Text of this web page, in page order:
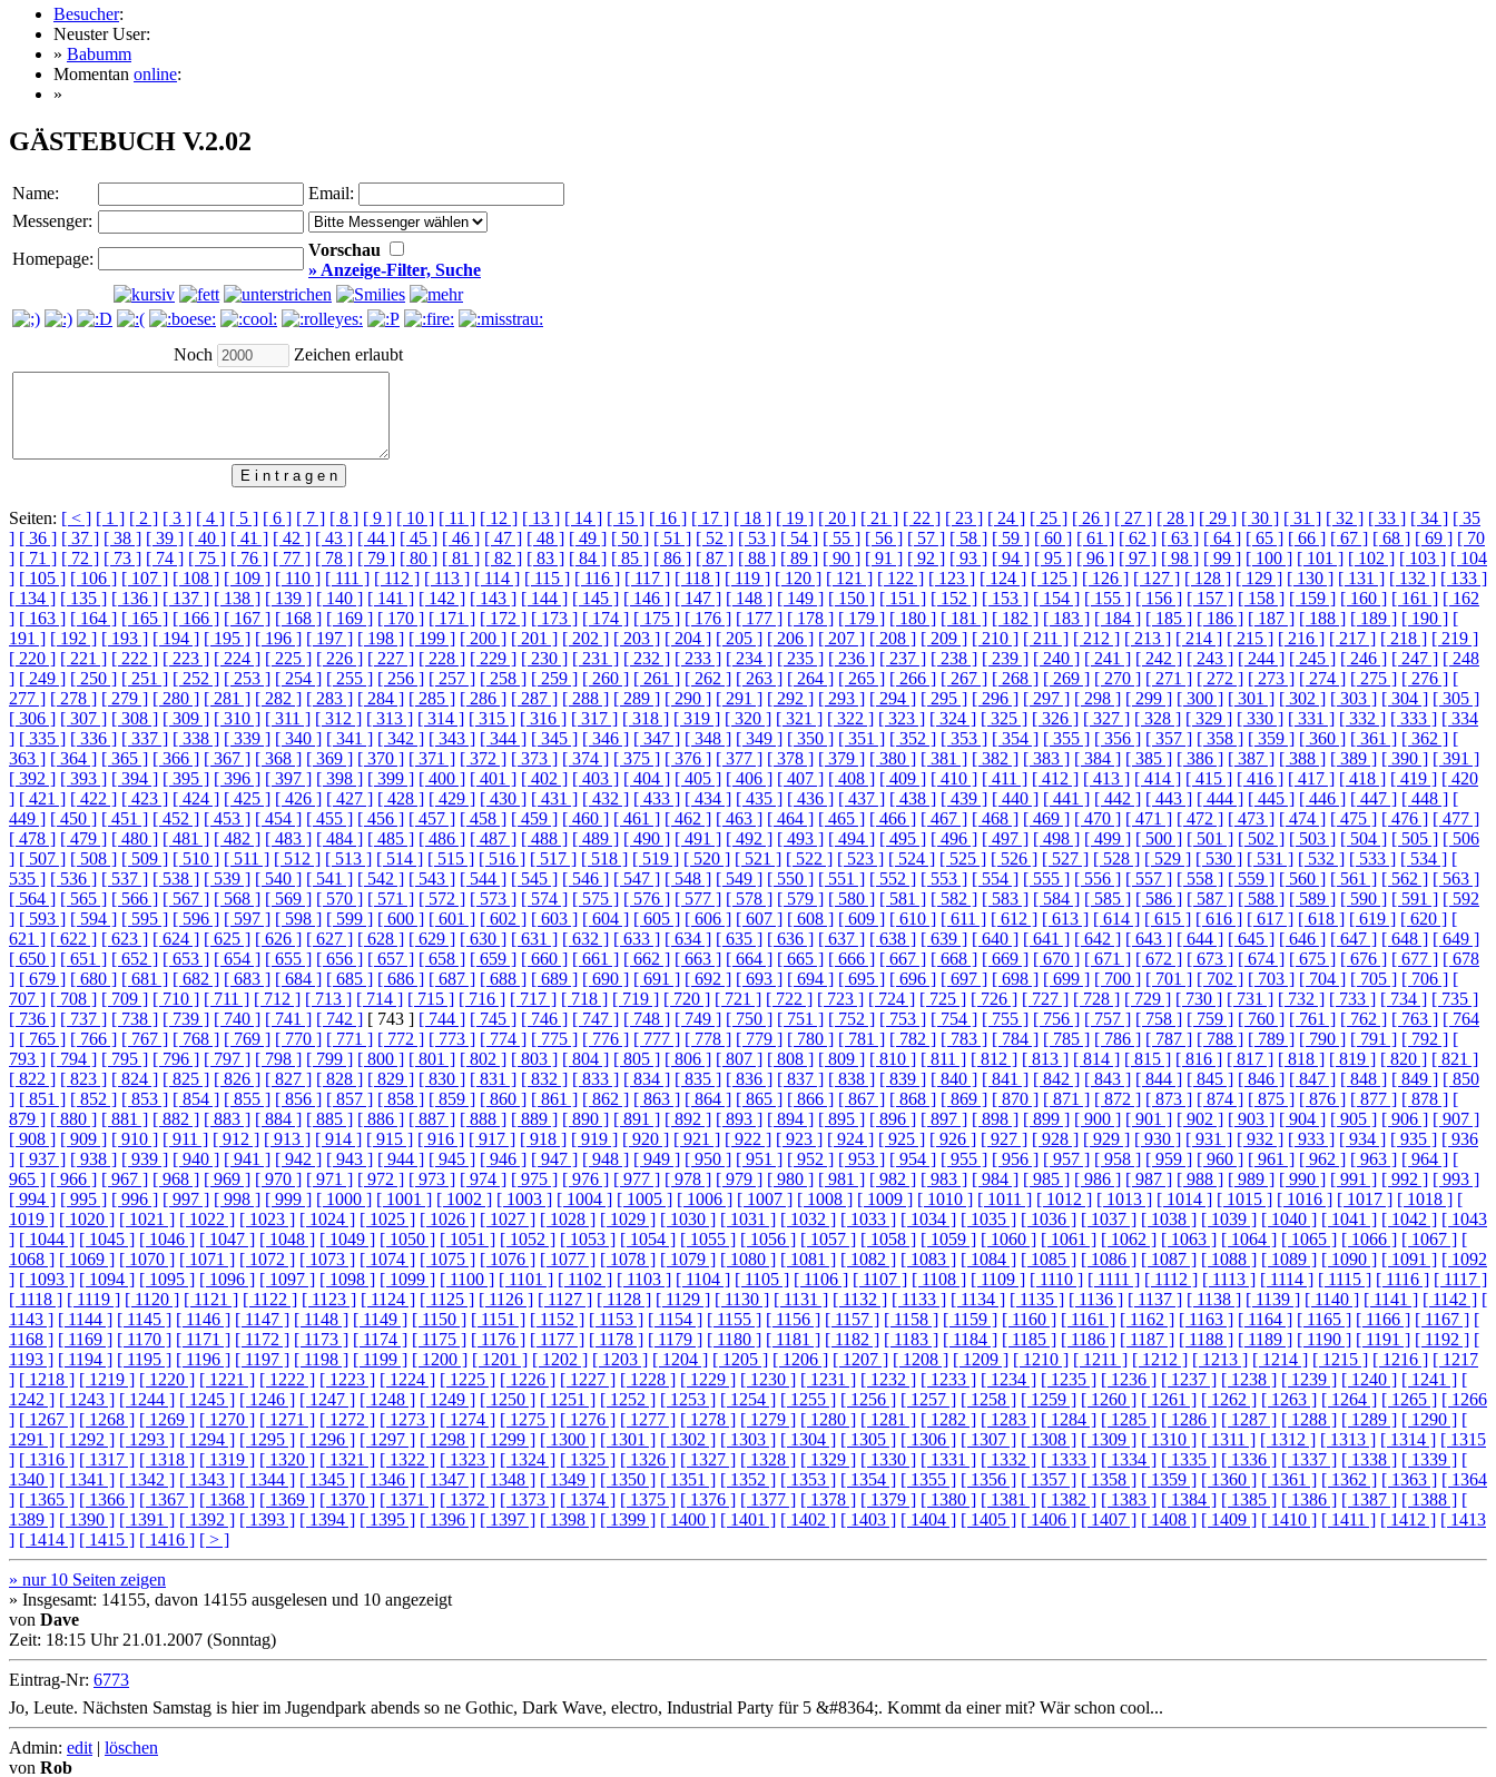
Besucher:
Neuster User:
» Babumm
Momentan online:
»
GÄSTEBUCH V.2.02
Name:
Email:
Messenger:
Homepage:
Vorschau
» Anzeige-Filter, Suche
Noch Zeichen erlaubt
Seiten: [ < ] [ 1 ] [ 2 ] [ 3 ] [ 4 ] [ 5 ] [ 6 ] [ 7 ] [ 8 ] [ 9 ] [ 10 ] [ 11 ] [ 12 ] [ 13 ] [ 14 ] [ 15 ] [ 16 ] [ 17 ] [ 18 ] [ 19 ] [ 20 ] [ 21 ] [ 22 ] [ 23 ] [ 24 ] [ 25 ] [ 26 ] [ 27 ] [ 28 ] [ 29 ] [ 30 ] [ 31 ] [ 32 ] [ 33 ] [ 34 ] [ 35
] [ 36 ] [ 37 ] [ 38 ] [ 39 ] [ 40 ] [ 41 ] [ 42 ] [ 43 ] [ 44 ] [ 45 ] [ 46 ] [ 47 ] [ 48 ] [ 49 ] [ 50 ] [ 51 ] [ 52 ] [ 53 ] [ 54 ] [ 55 ] [ 56 ] [ 57 ] [ 58 ] [ 59 ] [ 60 ] [ 61 ] [ 62 ] [ 63 ] [ 64 ] [ 65 ] [ 66 ] [ 67 ] [ 68 ] [ 69 ] [ 70
] [ 71 ] [ 72 ] [ 73 ] [ 74 ] [ 75 ] [ 76 ] [ 77 ] [ 78 ] [ 79 ] [ 80 ] [ 81 ] [ 82 ] [ 83 ] [ 84 ] [ 85 ] [ 86 ] [ 87 ] [ 88 ] [ 89 ] [ 90 ] [ 91 ] [ 92 ] [ 93 ] [ 94 ] [ 95 ] [ 96 ] [ 97 ] [ 98 ] [ 99 ] [ 100 ] [ 101 ] [ 102 ] [ 103 ] [ 104
] [ 105 ] [ 106 ] [ 107 ] [ 108 ] [ 109 ] [ 110 ] [ 111 ] [ 112 ] [ 113 ] [ 114 ] [ 115 ] [ 116 ] [ 117 ] [ 118 ] [ 119 ] [ 120 ] [ 121 ] [ 122 ] [ 123 ] [ 124 ] [ 125 ] [ 126 ] [ 127 ] [ 128 ] [ 129 ] [ 130 ] [ 131 ] [ 132 ] [ 133 ]
[ 134 ] [ 135 ] [ 136 ] [ 137 ] [ 138 ] [ 139 ] [ 140 ] [ 141 ] [ 142 ] [ 143 ] [ 144 ] [ 145 ] [ 146 ] [ 147 ] [ 148 ] [ 149 ] [ 150 ] [ 151 ] [ 152 ] [ 153 ] [ 154 ] [ 155 ] [ 156 ] [ 157 ] [ 158 ] [ 159 ] [ 160 ] [ 161 ] [ 162
] [ 163 ] [ 164 ] [ 165 ] [ 166 ] [ 167 ] [ 168 ] [ 169 ] [ 170 ] [ 171 ] [ 172 ] [ 173 ] [ 174 ] [ 175 ] [ 176 ] [ 177 ] [ 178 ] [ 179 ] [ 180 ] [ 181 ] [ 182 ] [ 183 ] [ 184 ] [ 185 ] [ 186 ] [ 187 ] [ 188 ] [ 189 ] [ 190 ] [
191 ] [ 192 ] [ 193 ] [ 194 ] [ 195 ] [ 196 ] [ 197 ] [ 198 ] [ 199 ] [ 200 ] [ 201 ] [ 202 ] [ 203 ] [ 204 ] [ 205 ] [ 206 ] [ 207 ] [ 208 ] [ 209 ] [ 210 ] [ 211 ] [ 212 ] [ 213 ] [ 214 ] [ 215 ] [ 216 ] [ 217 ] [ 218 ] [ 219 ]
[ 220 ] [ 221 ] [ 222 ] [ 223 ] [ 224 ] [ 225 ] [ 226 ] [ 227 ] [ 228 ] [ 229 ] [ 230 ] [ 231 ] [ 232 ] [ 233 ] [ 234 ] [ 235 ] [ 236 ] [ 237 ] [ 238 ] [ 239 ] [ 240 ] [ 241 ] [ 242 ] [ 243 ] [ 244 ] [ 245 ] [ 246 ] [ 247 ] [ 248
] [ 249 ] [ 250 ] [ 251 ] [ 252 ] [ 253 ] [ 254 ] [ 255 ] [ 256 ] [ 257 ] [ 258 ] [ 259 ] [ 260 ] [ 261 ] [ 262 ] [ 263 ] [ 264 ] [ 265 ] [ 266 ] [ 267 ] [ 268 ] [ 269 ] [ 270 ] [ 271 ] [ 272 ] [ 273 ] [ 274 ] [ 275 ] [ 276 ] [
277 ] [ 278 ] [ 279 ] [ 280 ] [ 281 ] [ 282 ] [ 283 ] [ 284 ] [ 285 ] [ 286 ] [ 287 ] [ 288 ] [ 289 ] [ 290 ] [ 291 ] [ 292 ] [ 293 ] [ 294 ] [ 295 ] [ 296 ] [ 297 ] [ 298 ] [ 299 ] [ 300 ] [ 301 ] [ 302 ] [ 303 ] [ 304 ] [ 305 ]
[ 306 ] [ 307 ] [ 308 ] [ 309 ] [ 310 ] [ 311 ] [ 312 ] [ 313 ] [ 314 ] [ 315 ] [ 316 ] [ 317 ] [ 318 ] [ 319 ] [ 320 ] [ 321 ] [ 322 ] [ 323 ] [ 324 ] [ 325 ] [ 326 ] [ 327 ] [ 328 ] [ 329 ] [ 330 ] [ 331 ] [ 332 ] [ 333 ] [ 334
] [ 335 ] [ 336 ] [ 337 ] [ 338 ] [ 339 ] [ 340 ] [ 341 ] [ 342 ] [ 343 ] [ 344 ] [ 345 ] [ 346 ] [ 347 ] [ 348 ] [ 349 ] [ 350 ] [ 351 ] [ 352 ] [ 353 ] [ 354 ] [ 355 ] [ 356 ] [ 357 ] [ 358 ] [ 359 ] [ 360 ] [ 361 ] [ 362 ] [
363 ] [ 364 ] [ 365 ] [ 366 ] [ 367 ] [ 368 ] [ 369 ] [ 370 ] [ 371 ] [ 372 ] [ 373 ] [ 374 ] [ 375 ] [ 376 ] [ 377 ] [ 378 ] [ 379 ] [ 380 ] [ 381 ] [ 382 ] [ 383 ] [ 384 ] [ 385 ] [ 386 ] [ 387 ] [ 388 ] [ 389 ] [ 390 ] [ 391 ]
[ 392 ] [ 393 ] [ 394 ] [ 395 ] [ 396 ] [ 397 ] [ 398 ] [ 399 ] [ 400 ] [ 401 ] [ 402 ] [ 403 ] [ 404 ] [ 405 ] [ 406 ] [ 407 ] [ 408 ] [ 409 ] [ 410 ] [ 411 ] [ 412 ] [ 413 ] [ 414 ] [ 415 ] [ 416 ] [ 417 ] [ 418 ] [ 419 ] [ 420
] [ 421 ] [ 422 ] [ 423 ] [ 424 ] [ 425 ] [ 426 ] [ 427 ] [ 428 ] [ 429 ] [ 430 ] [ 431 ] [ 432 ] [ 433 ] [ 434 ] [ 435 ] [ 436 ] [ 437 ] [ 438 ] [ 439 ] [ 440 ] [ 441 ] [ 442 ] [ 443 ] [ 444 ] [ 445 ] [ 446 ] [ 447 ] [ 448 ] [
449 ] [ 450 ] [ 451 ] [ 452 ] [ 453 ] [ 454 ] [ 455 ] [ 456 ] [ 457 ] [ 458 ] [ 459 ] [ 460 ] [ 461 ] [ 462 ] [ 463 ] [ 464 ] [ 465 ] [ 466 ] [ 467 ] [ 468 ] [ 469 ] [ 470 ] [ 471 ] [ 472 ] [ 473 ] [ 474 ] [ 475 ] [ 476 ] [ 477 ]
[ 478 ] [ 479 ] [ 480 ] [ 481 ] [ 482 ] [ 483 ] [ 484 ] [ 485 ] [ 486 ] [ 487 ] [ 488 ] [ 489 ] [ 490 ] [ 491 ] [ 492 ] [ 493 ] [ 494 ] [ 495 ] [ 496 ] [ 497 ] [ 498 ] [ 499 ] [ 500 ] [ 501 ] [ 502 ] [ 503 ] [ 504 ] [ 505 ] [ 506
] [ 507 ] [ 508 ] [ 509 ] [ 510 ] [ 511 ] [ 512 ] [ 513 ] [ 514 ] [ 515 ] [ 516 ] [ 517 ] [ 518 ] [ 519 ] [ 520 ] [ 521 ] [ 522 ] [ 523 ] [ 524 ] [ 525 ] [ 526 ] [ 527 ] [ 528 ] [ 529 ] [ 530 ] [ 531 ] [ 532 ] [ 533 ] [ 534 ] [
535 ] [ 536 ] [ 537 ] [ 538 ] [ 539 ] [ 540 ] [ 541 ] [ 542 ] [ 543 ] [ 544 ] [ 545 ] [ 546 ] [ 547 ] [ 548 ] [ 549 ] [ 550 ] [ 551 ] [ 552 ] [ 553 ] [ 554 ] [ 555 ] [ 556 ] [ 557 ] [ 558 ] [ 559 ] [ 560 ] [ 561 ] [ 562 ] [ 563 ]
[ 564 ] [ 565 ] [ 566 ] [ 567 ] [ 568 ] [ 569 ] [ 570 ] [ 571 ] [ 572 ] [ 573 ] [ 574 ] [ 575 ] [ 576 ] [ 577 ] [ 578 ] [ 579 ] [ 580 ] [ 581 ] [ 582 ] [ 583 ] [ 584 ] [ 585 ] [ 586 ] [ 587 ] [ 588 ] [ 589 ] [ 590 ] [ 591 ] [ 592
] [ 593 ] [ 594 ] [ 595 ] [ 596 ] [ 597 ] [ 598 ] [ 599 ] [ 600 ] [ 601 ] [ 602 ] [ 603 ] [ 604 ] [ 605 ] [ 606 ] [ 607 ] [ 608 ] [ 609 ] [ 610 ] [ 611 ] [ 612 ] [ 613 ] [ 614 ] [ 615 ] [ 616 ] [ 617 ] [ 618 ] [ 619 ] [ 620 ] [
621 ] [ 622 ] [ 623 ] [ 624 ] [ 625 ] [ 626 ] [ 627 ] [ 628 ] [ 629 ] [ 630 ] [ 631 ] [ 632 ] [ 633 ] [ 634 ] [ 635 ] [ 636 ] [ 637 ] [ 638 ] [ 639 ] [ 640 ] [ 641 ] [ 642 ] [ 643 ] [ 644 ] [ 645 ] [ 646 ] [ 647 ] [ 648 ] [ 649 ]
[ 650 ] [ 651 ] [ 652 ] [ 653 ] [ 654 ] [ 655 ] [ 656 ] [ 657 ] [ 658 ] [ 659 ] [ 660 ] [ 661 ] [ 662 ] [ 663 ] [ 664 ] [ 665 ] [ 666 ] [ 667 ] [ 668 ] [ 669 ] [ 670 ] [ 671 ] [ 672 ] [ 673 ] [ 674 ] [ 675 ] [ 676 ] [ 677 ] [ 678
] [ 679 ] [ 680 ] [ 681 ] [ 682 ] [ 683 ] [ 684 ] [ 685 ] [ 686 ] [ 687 ] [ 688 ] [ 689 ] [ 690 ] [ 691 ] [ 692 ] [ 693 ] [ 694 ] [ 695 ] [ 696 ] [ 697 ] [ 698 ] [ 699 ] [ 700 ] [ 701 ] [ 702 ] [ 703 ] [ 704 ] [ 705 ] [ 706 ] [
707 ] [ 708 ] [ 709 ] [ 710 ] [ 711 ] [ 712 ] [ 713 ] [ 714 ] [ 715 ] [ 716 ] [ 717 ] [ 718 ] [ 719 ] [ 720 ] [ 721 ] [ 722 ] [ 723 ] [ 724 ] [ 725 ] [ 726 ] [ 727 ] [ 728 ] [ 729 ] [ 730 ] [ 731 ] [ 732 ] [ 733 ] [ 734 ] [ 735 ]
[ 736 ] [ 737 ] [ 738 ] [ 739 ] [ 740 ] [ 741 ] [ 742 ] [ 743 ] [ 744 ] [ 745 ] [ 746 ] [ 747 ] [ 748 ] [ 749 ] [ 750 ] [ 751 ] [ 752 ] [ 753 ] [ 754 ] [ 755 ] [ 756 ] [ 757 ] [ 758 ] [ 759 ] [ 760 ] [ 761 ] [ 762 ] [ 763 ] [ 764
] [ 765 ] [ 766 ] [ 767 ] [ 768 ] [ 769 ] [ 770 ] [ 771 ] [ 772 ] [ 773 ] [ 774 ] [ 775 ] [ 776 ] [ 777 ] [ 778 ] [ 779 ] [ 780 ] [ 781 ] [ 782 ] [ 783 ] [ 784 ] [ 785 ] [ 786 ] [ 787 ] [ 788 ] [ 789 ] [ 790 ] [ 791 ] [ 792 ] [
793 ] [ 794 ] [ 795 ] [ 796 ] [ 797 ] [ 798 ] [ 799 ] [ 800 ] [ 801 ] [ 802 ] [ 803 ] [ 804 ] [ 805 ] [ 806 ] [ 807 ] [ 808 ] [ 809 ] [ 810 ] [ 811 ] [ 812 ] [ 813 ] [ 814 ] [ 815 ] [ 816 ] [ 817 ] [ 818 ] [ 819 ] [ 820 ] [ 821 ]
[ 822 ] [ 823 ] [ 824 ] [ 825 ] [ 826 ] [ 827 ] [ 828 ] [ 829 ] [ 830 ] [ 831 ] [ 832 ] [ 833 ] [ 834 ] [ 835 ] [ 836 ] [ 837 ] [ 838 ] [ 839 ] [ 840 ] [ 841 ] [ 842 ] [ 843 ] [ 844 ] [ 845 ] [ 846 ] [ 847 ] [ 848 ] [ 849 ] [ 850
] [ 851 ] [ 852 ] [ 853 ] [ 854 ] [ 855 ] [ 856 ] [ 857 ] [ 858 ] [ 859 ] [ 860 ] [ 861 ] [ 862 ] [ 863 ] [ 864 ] [ 865 ] [ 866 ] [ 867 ] [ 868 ] [ 869 ] [ 870 ] [ 871 ] [ 872 ] [ 873 ] [ 874 ] [ 875 ] [ 876 ] [ 877 ] [ 878 ] [
879 ] [ 880 ] [ 881 ] [ 882 ] [ 883 ] [ 884 ] [ 885 ] [ 886 ] [ 887 ] [ 888 ] [ 889 ] [ 890 ] [ 891 ] [ 892 ] [ 893 ] [ 894 ] [ 895 ] [ 896 ] [ 897 ] [ 898 ] [ 899 ] [ 900 ] [ 901 ] [ 902 ] [ 903 ] [ 904 ] [ 905 ] [ 906 ] [ 907 ]
[ 908 ] [ 909 ] [ 910 ] [ 911 ] [ 912 ] [ 913 ] [ 914 ] [ 915 ] [ 916 ] [ 917 ] [ 918 ] [ 919 ] [ 920 ] [ 921 ] [ 922 ] [ 923 ] [ 924 ] [ 925 ] [ 926 ] [ 927 ] [ 928 ] [ 929 ] [ 930 ] [ 931 ] [ 932 ] [ 933 ] [ 934 ] [ 935 ] [ 936
] [ 937 ] [ 938 ] [ 939 ] [ 940 ] [ 941 ] [ 942 ] [ 943 ] [ 944 ] [ 945 ] [ 946 ] [ 947 ] [ 948 ] [ 949 ] [ 950 ] [ 951 ] [ 952 ] [ 953 ] [ 954 ] [ 955 ] [ 956 ] [ 957 ] [ 958 ] [ 959 ] [ 960 ] [ 961 ] [ 962 ] [ 963 ] [ 964 ] [
965 ] [ 966 ] [ 967 ] [ 968 ] [ 969 ] [ 970 ] [ 971 ] [ 972 ] [ 973 ] [ 974 ] [ 975 ] [ 976 ] [ 977 ] [ 978 ] [ 979 ] [ 980 ] [ 981 ] [ 982 ] [ 983 ] [ 984 ] [ 985 ] [ 986 ] [ 987 ] [ 988 ] [ 989 ] [ 990 ] [ 991 ] [ 992 ] [ 993 ]
[ 994 ] [ 995 ] [ 996 ] [ 997 ] [ 998 ] [ 999 ] [ 1000 ] [ 1001 ] [ 1002 ] [ 1003 ] [ 1004 ] [ 1005 ] [ 1006 ] [ 1007 ] [ 1008 ] [ 1009 ] [ 1010 ] [ 1011 ] [ 1012 ] [ 1013 ] [ 1014 ] [ 1015 ] [ 1016 ] [ 1017 ] [ 1018 ] [
1019 ] [ 1020 ] [ 1021 ] [ 1022 ] [ 1023 ] [ 1024 ] [ 1025 ] [ 1026 ] [ 1027 ] [ 1028 ] [ 1029 ] [ 1030 ] [ 1031 ] [ 1032 ] [ 1033 ] [ 1034 ] [ 1035 ] [ 1036 ] [ 1037 ] [ 1038 ] [ 1039 ] [ 1040 ] [ 1041 ] [ 1042 ] [ 1043
] [ 1044 ] [ 1045 ] [ 1046 ] [ 1047 ] [ 1048 ] [ 1049 ] [ 1050 ] [ 1051 ] [ 1052 ] [ 1053 ] [ 1054 ] [ 1055 ] [ 1056 ] [ 1057 ] [ 1058 ] [ 1059 ] [ 1060 ] [ 1061 ] [ 1062 ] [ 1063 ] [ 1064 ] [ 1065 ] [ 1066 ] [ 1067 ] [
1068 ] [ 1069 ] [ 1070 ] [ 1071 ] [ 1072 ] [ 1073 ] [ 1074 ] [ 1075 ] [ 1076 ] [ 1077 ] [ 1078 ] [ 1079 ] [ 1080 ] [ 1081 ] [ 1082 ] [ 1083 ] [ 1084 ] [ 1085 ] [ 1086 ] [ 1087 ] [ 1088 ] [ 1089 ] [ 1090 ] [ 1091 ] [ 1092
] [ 1093 ] [ 1094 ] [ 1095 ] [ 1096 ] [ 1097 ] [ 1098 ] [ 1099 ] [ 1100 ] [ 1101 ] [ 1102 ] [ 1103 ] [ 1104 ] [ 1105 ] [ 1106 ] [ 1107 ] [ 1108 ] [ 1109 ] [ 1110 ] [ 1111 ] [ 1112 ] [ 1113 ] [ 1114 ] [ 1115 ] [ 1116 ] [ 1117 ]
[ 1118 ] [ 1119 ] [ 1120 ] [ 1121 ] [ 1122 ] [ 1123 ] [ 1124 ] [ 1125 ] [ 1126 ] [ 1127 ] [ 1128 ] [ 1129 ] [ 1130 ] [ 1131 ] [ 1132 ] [ 1133 ] [ 1134 ] [ 1135 ] [ 1136 ] [ 1137 ] [ 1138 ] [ 1139 ] [ 1140 ] [ 1141 ] [ 1142 ] [
1143 ] [ 1144 ] [ 1145 ] [ 1146 ] [ 1147 ] [ 1148 ] [ 1149 ] [ 1150 ] [ 1151 ] [ 1152 ] [ 1153 ] [ 1154 ] [ 1155 ] [ 1156 ] [ 1157 ] [ 1158 ] [ 1159 ] [ 1160 ] [ 1161 ] [ 1162 ] [ 1163 ] [ 1164 ] [ 1165 ] [ 1166 ] [ 1167 ] [
1168 ] [ 1169 ] [ 1170 ] [ 1171 ] [ 1172 ] [ 1173 ] [ 1174 ] [ 1175 ] [ 1176 ] [ 1177 ] [ 1178 ] [ 1179 ] [ 1180 ] [ 1181 ] [ 1182 ] [ 1183 ] [ 1184 ] [ 1185 ] [ 1186 ] [ 1187 ] [ 1188 ] [ 1189 ] [ 1190 ] [ 1191 ] [ 1192 ] [
1193 ] [ 1194 ] [ 1195 ] [ 1196 ] [ 1197 ] [ 1198 ] [ 1199 ] [ 1200 ] [ 1201 ] [ 1202 ] [ 1203 ] [ 1204 ] [ 1205 ] [ 1206 ] [ 1207 ] [ 1208 ] [ 1209 ] [ 1210 ] [ 1211 ] [ 1212 ] [ 1213 ] [ 1214 ] [ 1215 ] [ 1216 ] [ 1217
] [ 1218 ] [ 1219 ] [ 1220 ] [ 1221 ] [ 1222 ] [ 1223 ] [ 1224 ] [ 1225 ] [ 1226 ] [ 1227 ] [ 1228 ] [ 1229 ] [ 1230 ] [ 1231 ] [ 1232 ] [ 1233 ] [ 1234 ] [ 1235 ] [ 1236 ] [ 1237 ] [ 1238 ] [ 1239 ] [ 1240 ] [ 1241 ] [
1242 ] [ 1243 ] [ 1244 ] [ 1245 ] [ 1246 ] [ 1247 ] [ 1248 ] [ 1249 ] [ 1250 ] [ 1251 ] [ 1252 ] [ 1253 ] [ 1254 ] [ 1255 ] [ 1256 ] [ 1257 ] [ 1258 ] [ 1259 ] [ 1260 ] [ 1261 ] [ 1262 ] [ 1263 ] [ 1264 ] [ 1265 ] [ 1266
] [ 1267 ] [ 1268 ] [ 1269 ] [ 1270 ] [ 1271 ] [ 1272 ] [ 1273 ] [ 1274 ] [ 1275 ] [ 1276 ] [ 1277 ] [ 1278 ] [ 1279 ] [ 1280 ] [ 1281 ] [ 1282 ] [ 1283 ] [ 1284 ] [ 1285 ] [ 1286 ] [ 1287 ] [ 1288 ] [ 1289 ] [ 1290 ] [
1291 ] [ 1292 ] [ 1293 ] [ 1294 ] [ 1295 ] [ 1296 ] [ 1297 ] [ 1298 ] [ 1299 ] [ 1300 ] [ 1301 ] [ 1302 ] [ 1303 ] [ 1304 ] [ 1305 ] [ 1306 ] [ 1307 ] [ 1308 ] [ 1309 ] [ 1310 ] [ 1311 ] [ 1312 ] [ 1313 ] [ 1314 ] [ 1315
] [ 1316 ] [ 1317 ] [ 1318 ] [ 1319 ] [ 1320 ] [ 1321 ] [ 1322 ] [ 1323 ] [ 1324 ] [ 1325 ] [ 1326 ] [ 1327 ] [ 1328 ] [ 1329 ] [ 1330 ] [ 1331 ] [ 1332 ] [ 1333 ] [ 1334 ] [ 1335 ] [ 1336 ] [ 1337 ] [ 1338 ] [ 1339 ] [
1340 ] [ 1341 ] [ 1342 ] [ 1343 ] [ 1344 ] [ 1345 ] [ 1346 ] [ 1347 ] [ 1348 ] [ 1349 ] [ 1350 ] [ 1351 ] [ 1352 ] [ 1353 ] [ 1354 ] [ 1355 ] [ 1356 ] [ 1357 ] [ 1358 ] [ 1359 ] [ 1360 ] [ 1361 ] [ 1362 ] [ 1363 ] [ 1364
] [ 1365 ] [ 1366 ] [ 1367 ] [ 1368 ] [ 1369 ] [ 1370 ] [ 1371 ] [ 1372 ] [ 1373 ] [ 1374 ] [ 1375 ] [ 1376 ] [ 1377 ] [ 1378 ] [ 1379 ] [ 1380 ] [ 1381 ] [ 1382 ] [ 1383 ] [ 1384 ] [ 1385 ] [ 1386 ] [ 1387 ] [ 1388 ] [
1389 ] [ 1390 ] [ 1391 ] [ 1392 ] [ 1393 ] [ 1394 ] [ 1395 ] [ 1396 ] [ 1397 ] [ 1398 ] [ 1399 ] [ 1400 ] [ 1401 ] [ 1402 ] [ 1403 ] [ 1404 ] [ 1405 ] [ 1406 ] [ 1407 ] [ 1408 ] [ 1409 ] [ 1410 ] [ 1411 ] [ 1412 ] [ 1413
] [ 1414 ] [ 1415 ] [ 1416 ] [ > ]
» nur 10 Seiten zeigen
» Insgesamt: 14155, davon 14155 ausgelesen und 10 angezeigt
von Dave
Zeit: 18:15 Uhr 21.01.2007 (Sonntag)
Eintrag-Nr: 6773
Jo, Leute. Nächsten Samstag is hier im Jugendpark abends so ne Gothic, Dark Wave, electro, Industrial Party für 5 &#8364;. Kommt da einer mit? Wär schon cool...
Admin: edit | löschen
von Rob